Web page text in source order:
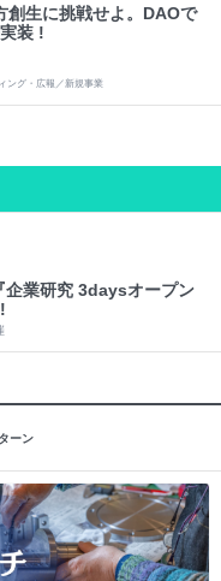
創生に挑戦せよ。DAOで
装 !
ング・広報／新規事業
企業研究 3daysオープン
ーン